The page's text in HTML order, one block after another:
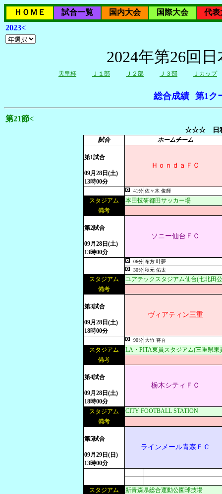
ＨＯＭＥ 試合一覧 国内大会 国際大会
代表
2023<
2024年第26回
天皇杯 Ｊ１部 Ｊ２部 Ｊ３部 Ｊカップ
総合成績 第1ク
第21節<
☆☆☆ 日
試合 ホームチーム
第1試合
09月28日(土)
13時00分
ＨｏｎｄａＦＣ
41分 佐々木 俊輝
スタジアム
本田技研都田サッカー場
備考
第2試合
09月28日(土)
13時00分
ソニー仙台ＦＣ
06分 布方 叶夢
30分 秋元 佑太
スタジアム
ユアテックスタジアム仙台(七北田
備考
第3試合
09月28日(土)
18時00分
ヴィアティン三重
90分 大竹 将吾
スタジアム
LA・PITA東員スタジアム(三重県
備考
第4試合
09月28日(土)
18時00分
栃木シティＦＣ
スタジアム
CITY FOOTBALL STATION
備考
第5試合
09月29日(日)
13時00分
ラインメール青森ＦＣ
スタジアム
新青森県総合運動公園球技場